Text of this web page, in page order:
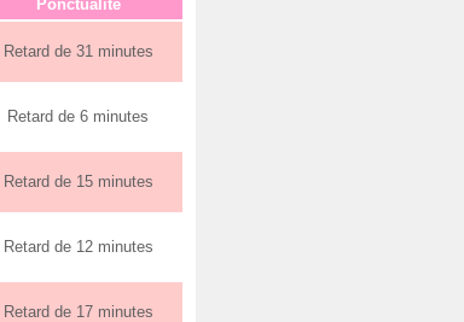
Ponctualité
Retard de 31 minutes
Retard de 6 minutes
Retard de 15 minutes
Retard de 12 minutes
Retard de 17 minutes